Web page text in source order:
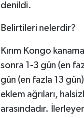
denildi.
Belirtileri nelerdir?
Kırım Kongo
sonra 1-3 gün (en
gün (en fazla 13
eklem ağrıları,
arasındadır.